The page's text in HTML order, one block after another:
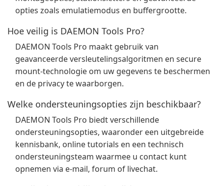
opties zoals emulatiemodus en buffergrootte.
Hoe veilig is DAEMON Tools Pro?
DAEMON Tools Pro maakt gebruik van
geavanceerde versleutelingsalgoritmen en secure
mount-technologie om uw gegevens te beschermen
en de privacy te waarborgen.
Welke ondersteuningsopties zijn beschikbaar?
DAEMON Tools Pro biedt verschillende
ondersteuningsopties, waaronder een uitgebreide
kennisbank, online tutorials en een technisch
ondersteuningsteam waarmee u contact kunt
opnemen via e-mail, forum of livechat.